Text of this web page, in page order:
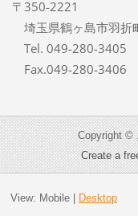
〒350-2221
埼玉県鶴ヶ島市羽折
Tel. 049-280-3405
Fax.049-280-3406
Copyright ©
Create a
View: Mobile| Desktop